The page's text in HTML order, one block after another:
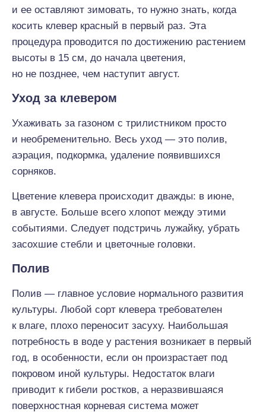
и ее оставляют зимовать, то нужно знать, когда
косить клевер красный в первый раз. Эта
процедура проводится по достижению растением
высоты в 15 см, до начала цветения,
но не позднее, чем наступит август.
Уход за клевером
Ухаживать за газоном с трилистником просто
и необременительно. Весь уход — это полив,
аэрация, подкормка, удаление появившихся
сорняков.
Цветение клевера происходит дважды: в июне,
в августе. Больше всего хлопот между этими
событиями. Следует подстричь лужайку, убрать
засохшие стебли и цветочные головки.
Полив
Полив — главное условие нормального развития
культуры. Любой сорт клевера требователен
к влаге, плохо переносит засуху. Наибольшая
потребность в воде у растения возникает в первый
год, в особенности, если он произрастает под
покровом иной культуры. Недостаток влаги
приводит к гибели ростков, а неразвившаяся
поверхностная корневая система может